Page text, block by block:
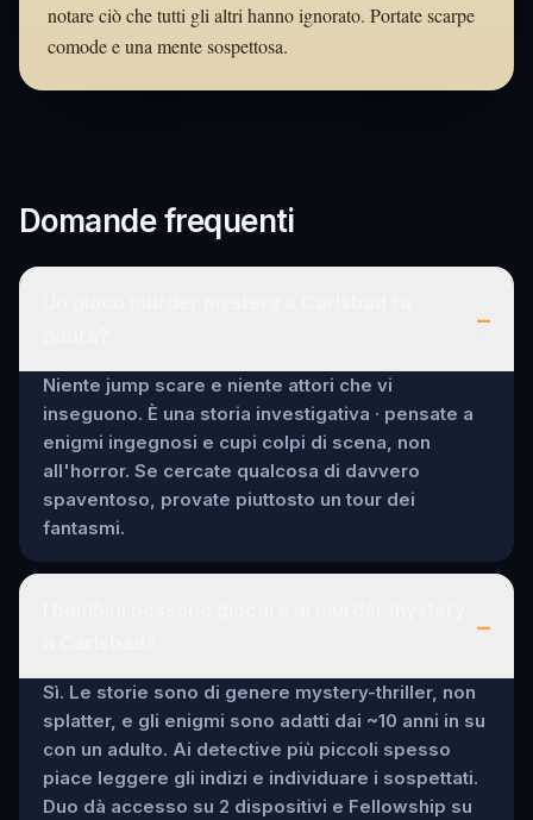
notare ciò che tutti gli altri hanno ignorato. Portate scarpe
comode e una mente sospettosa.
Domande frequenti
–
Niente jump scare e niente attori che vi
inseguono. È una storia investigativa · pensate a
enigmi ingegnosi e cupi colpi di scena, non
all'horror. Se cercate qualcosa di davvero
spaventoso, provate piuttosto un tour dei
fantasmi.
–
Sì. Le storie sono di genere mystery-thriller, non
splatter, e gli enigmi sono adatti dai ~10 anni in su
con un adulto. Ai detective più piccoli spesso
piace leggere gli indizi e individuare i sospettati.
Duo dà accesso su 2 dispositivi e Fellowship su